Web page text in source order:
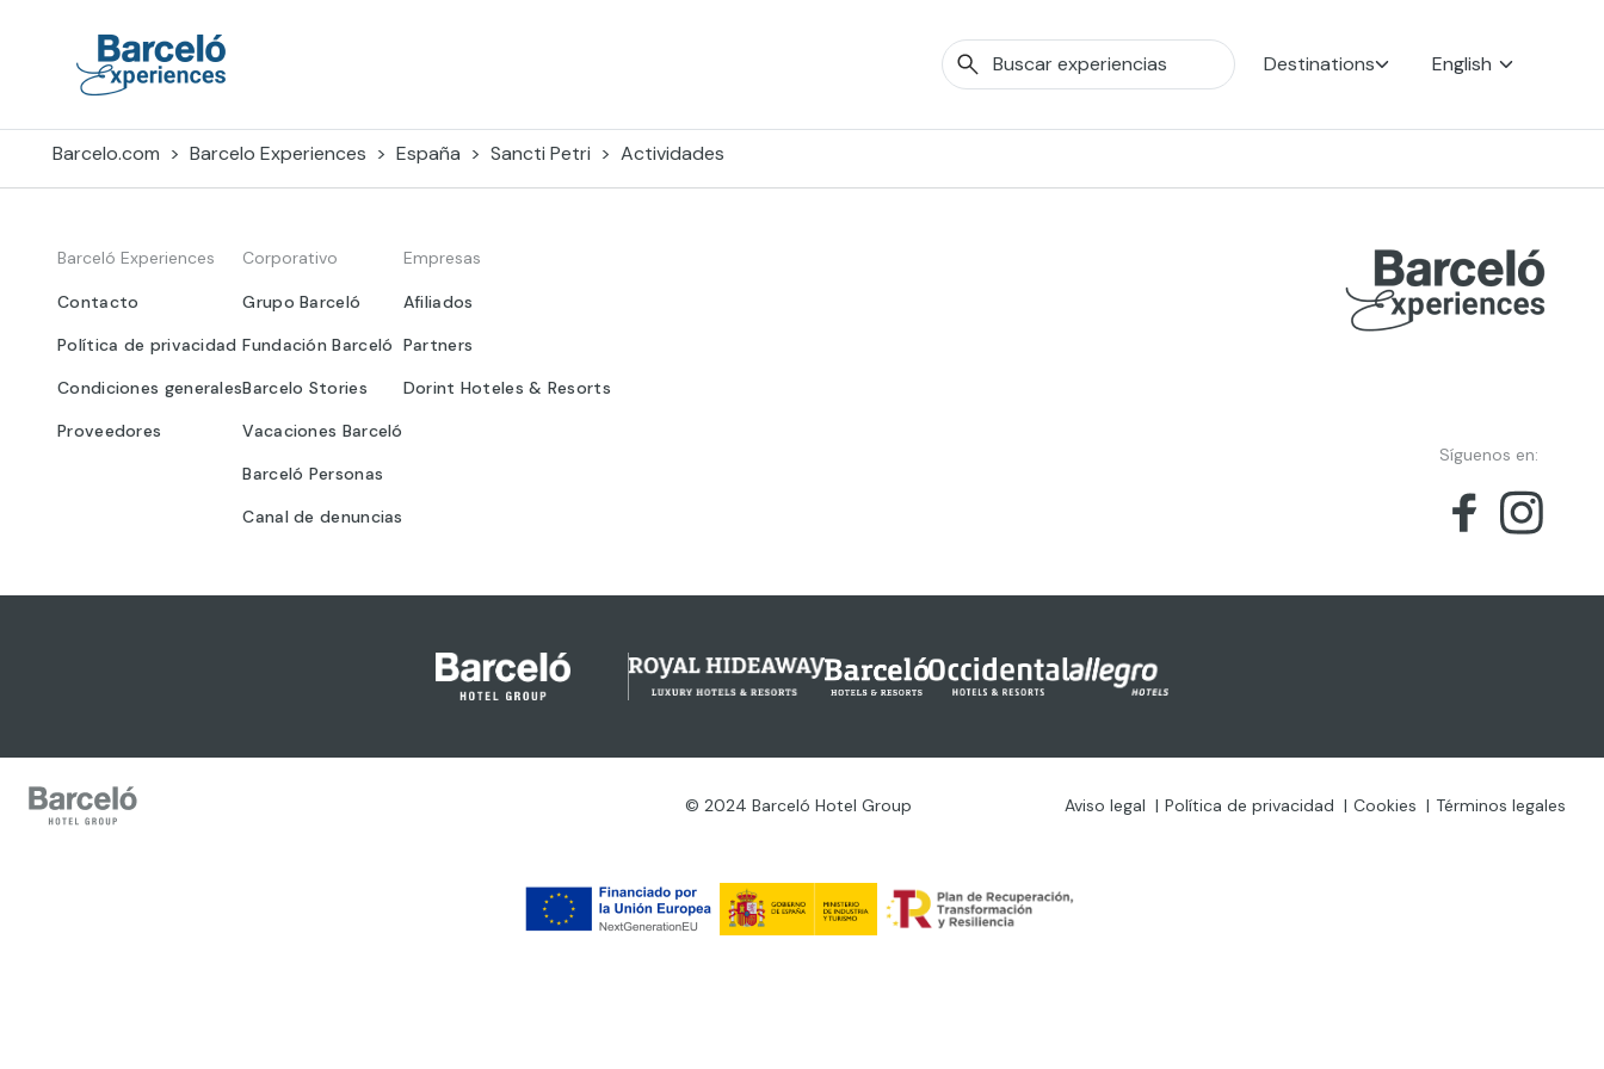
Destinations English
Barcelo.com Barcelo Experiences España Sancti Petri Actividades
Barceló Experiences
Contacto
Política de privacidad
Condiciones generales
Proveedores
Corporativo
Grupo Barceló
Fundación Barceló
Barcelo Stories
Vacaciones Barceló
Barceló Personas
Canal de denuncias
Empresas
Afiliados
Partners
Dorint Hoteles & Resorts
Síguenos en:
© 2024 Barceló Hotel Group Aviso legal Política de privacidad Cookies Términos legales